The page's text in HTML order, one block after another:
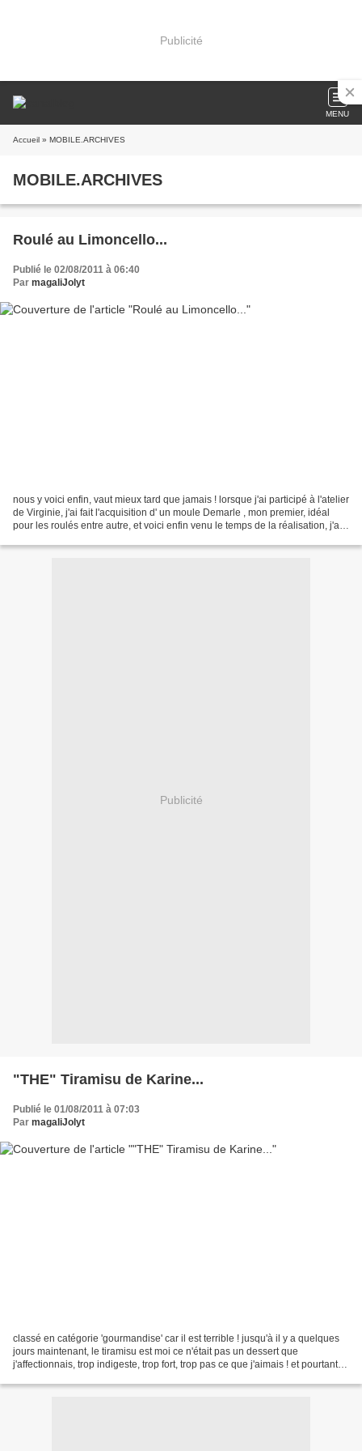
Publicité
MENU
Accueil » MOBILE.ARCHIVES
MOBILE.ARCHIVES
Roulé au Limoncello...
Publié le 02/08/2011 à 06:40
Par magaliJolyt
nous y voici enfin, vaut mieux tard que jamais ! lorsque j'ai participé à l'atelier
de Virginie, j'ai fait l'acquisition d' un moule Demarle , mon premier, idéal
pour les roulés entre autre, et voici enfin venu le temps de la réalisation, j'ai
Publicité
"THE" Tiramisu de Karine...
Publié le 01/08/2011 à 07:03
Par magaliJolyt
classé en catégorie 'gourmandise' car il est terrible ! jusqu'à il y a quelques
jours maintenant, le tiramisu est moi ce n'était pas un dessert que
j'affectionnais, trop indigeste, trop fort, trop pas ce que j'aimais ! et pourtant